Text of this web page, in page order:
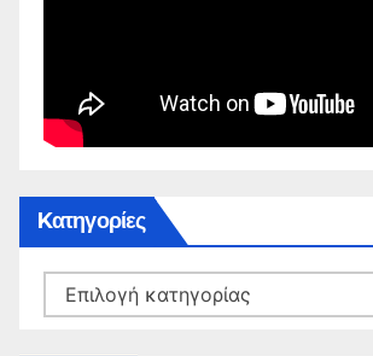
Kατηγορίες
Kατηγορίες